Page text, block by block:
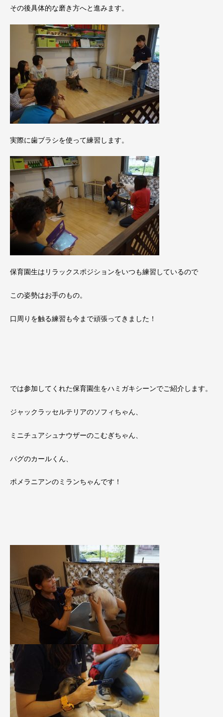
その後具体的な磨き方へと進みます。
実際に歯ブラシを使って練習します。
保育園生はリラックスポジションをいつも練習しているので
この姿勢はお手のもの。
口周りを触る練習も今まで頑張ってきました！
では参加してくれた保育園生をハミガキシーンでご紹介します。
ジャックラッセルテリアのソフィちゃん、
ミニチュアシュナウザーのこむぎちゃん、
パグのカールくん、
ポメラニアンのミランちゃんです！